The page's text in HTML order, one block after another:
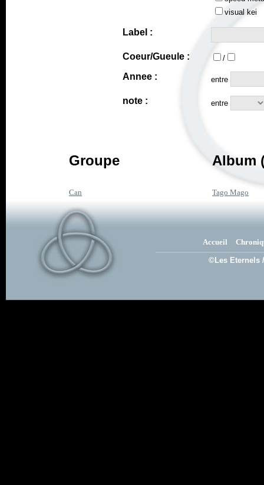
visual kei
Label :
Coeur/Gueule : /
Annee : entre
note : entre
Groupe Album
Can Tago Mago
Accueil
©Les Eternels